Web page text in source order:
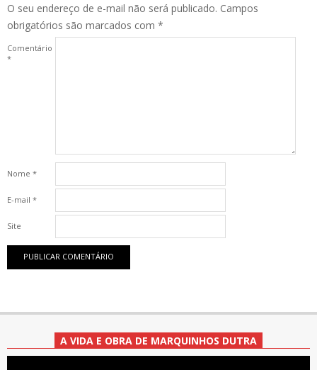
O seu endereço de e-mail não será publicado. Campos
obrigatórios são marcados com *
Comentário
*
Nome *
E-mail *
Site
A VIDA E OBRA DE MARQUINHOS DUTRA